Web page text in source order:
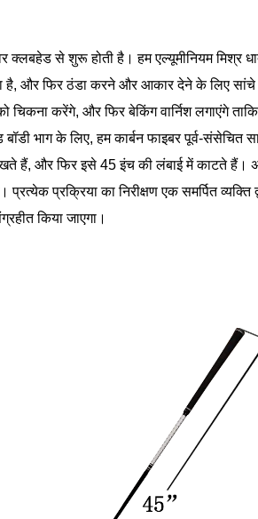
क्लबहेड से शुरू होती है। हम एल्यूमीनियम मिश्र
है, और फिर ठंडा करने और आकार देने के लिए सांचे
चिकना करेंगे, और फिर बेकिंग वार्निश लगाएंगे
भाग के लिए, हम कार्बन फाइबर पूर्व-
हैं, और फिर इसे 45 इंच की लंबाई में काटते हैं।
प्रक्रिया का निरीक्षण एक समर्पित व्यक्ति
किया जाएगा।